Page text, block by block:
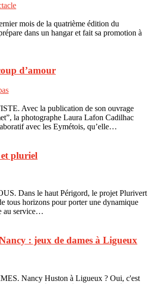
mois de la quatrième édition du
dans un hangar et fait sa promotion à
d’amour
Avec la publication de son ouvrage
la photographe Laura Lafon Cadilhac
avec les Eymétois, qu’elle…
pluriel
Dans le haut Périgord, le projet Plurivert
tous horizons pour porter une dynamique
au service…
: jeux de dames à Ligueux
Nancy Huston à Ligueux ? Oui, c'est